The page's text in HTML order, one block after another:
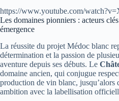
https://www.youtube.com/
Les domaines pionniers : acteurs
émergence
La réussite du projet Médoc blanc
détermination et la passion de
aventure depuis ses débuts. Le
domaine ancien, qui conjugue
production de vin blanc, jusqu’alors
ambition avec la labellisation